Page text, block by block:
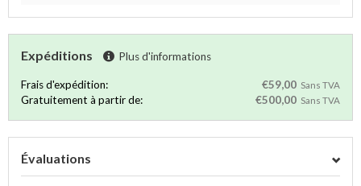
Expéditions Plus d'informations
Frais d'expédition: €59,00 Sans TVA
Gratuitement à partir de: €500,00 Sans TVA
Évaluations